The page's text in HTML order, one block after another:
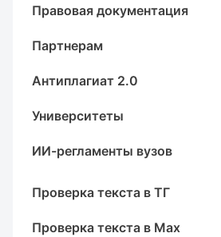
Правовая документация
Партнерам
Антиплагиат 2.0
Университеты
ИИ-регламенты вузов
Проверка текста в ТГ
Проверка текста в Max